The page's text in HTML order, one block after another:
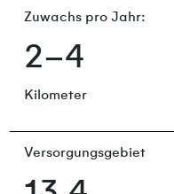
Zuwachs pro Jahr:
2–4
Kilometer
Versorgungsgebiet